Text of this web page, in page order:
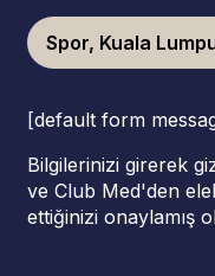
Spor, Kuala
[default form
Bilgilerinizi girerek
ve Club Med'den
ettiğinizi onaylamış